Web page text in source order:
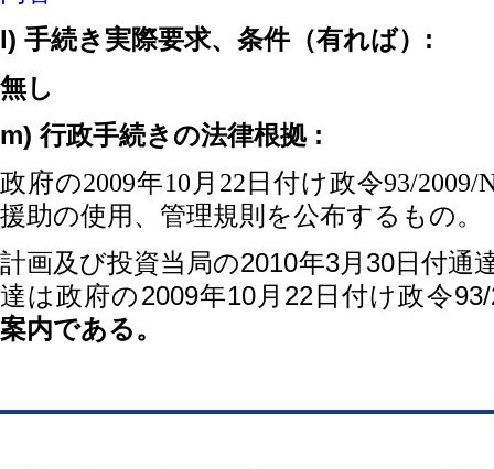
l) 手続き実際要求、条件（有れば） :
無し
m) 行政手続きの法律根拠 :
政府の2009年10 月 22 日付け政令93/2009/
援助の使用、管理規則を公布するもの。
計画及び投資当局の2010年3月 30日付通
達は政府の2009年10月 22日付け政令
案内である。